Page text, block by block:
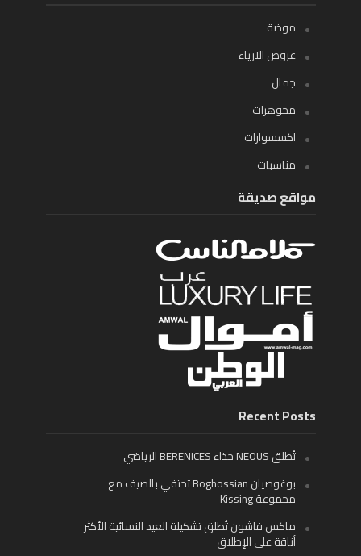
موضة
عروض الازياء
جمال
مجوهرات
اكسسوارات
مناسبات
مواقع صديقة
Recent Posts
تُطلق NEOUS حذاء BERENICES الرياضي
بوغوصيان Boghossian تحتفي بالصيف مع
مجموعة Kissing
ماكس فاشون تُطلق تشكيلة العيد النسائية الأكثر
أناقة على الإطلاق